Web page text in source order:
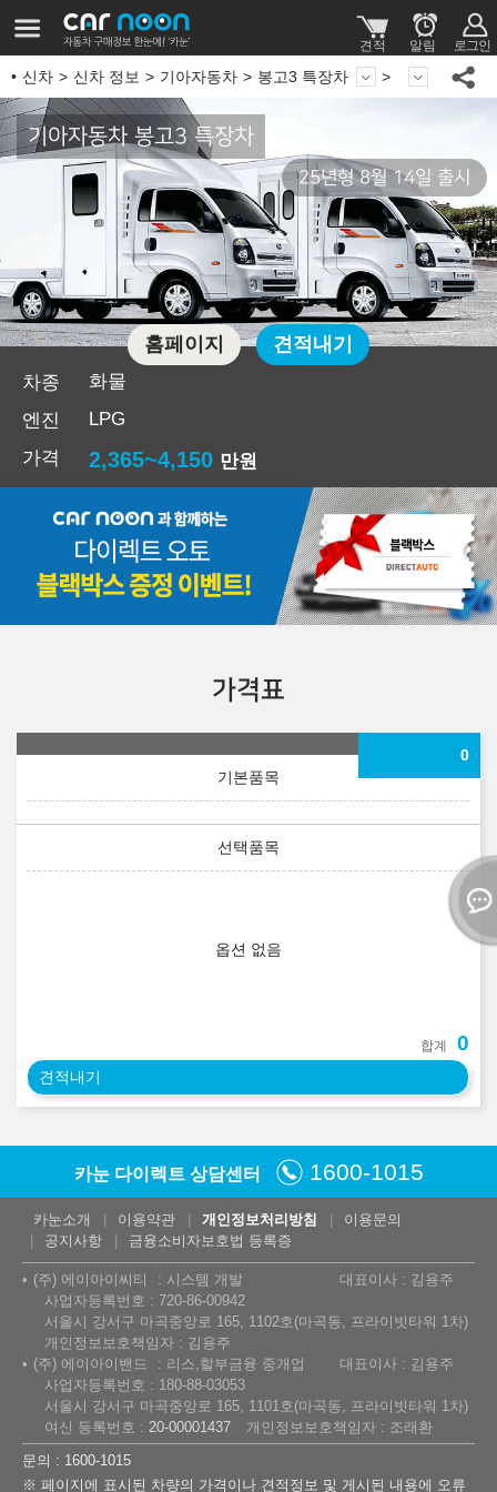
신차 신차 정보 기아자동차 봉고3 특장차
기아자동차 봉고3 특장차
25년형 8월 14일 출시
차종
화물
엔진
LPG
가격
2,365~4,150 만원
홈페이지 견적내기
가격표
0
옵션 없음
합계 0
견적내기
카눈 다이렉트 상담센터 1600-1015
카눈소개 이용약관 개인정보처리방침
이용문의
공지사항
금융소비자보호법 등록증
(주) 에이아이씨티 시스템 개발
대표이사 : 김용주
사업자등록번호 : 720-86-00942
서울시 강서구 마곡중앙로 165, 1102호(마곡동, 프라이빗타워 1차)
개인정보보호책임자 : 김용주
(주) 에이아이밴드
리스,할부금융 중개업
대표이사 : 김용주
사업자등록번호 : 180-88-03053
서울시 강서구 마곡중앙로 165, 1101호(마곡동, 프라이빗타워 1차)
여신 등록번호 : 20-00001437
개인정보보호책임자 : 조래환
문의 : 1600-1015
※ 페이지에 표시된 차량의 가격이나 견적정보 및 게시된 내용에 오류